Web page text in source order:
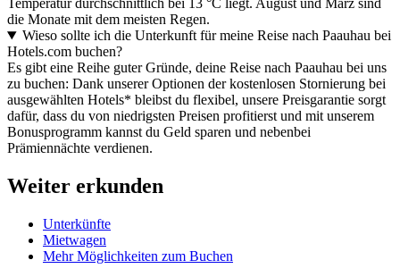
Temperatur durchschnittlich bei 13 °C liegt. August und März sind
die Monate mit dem meisten Regen.
Wieso sollte ich die Unterkunft für meine Reise nach Paauhau bei
Hotels.com buchen?
Es gibt eine Reihe guter Gründe, deine Reise nach Paauhau bei uns
zu buchen: Dank unserer Optionen der kostenlosen Stornierung bei
ausgewählten Hotels* bleibst du flexibel, unsere Preisgarantie sorgt
dafür, dass du von niedrigsten Preisen profitierst und mit unserem
Bonusprogramm kannst du Geld sparen und nebenbei
Prämiennächte verdienen.
Weiter erkunden
Unterkünfte
Mietwagen
Mehr Möglichkeiten zum Buchen